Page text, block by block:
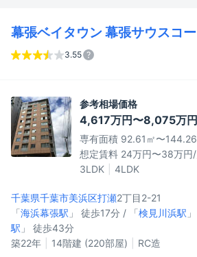
幕張ベイタウン 幕張サウスコ
3.55
参考相場価格
4,617万円〜8,075万円
専有面積 92.61㎡〜
想定賃料 24万円〜38万円/
3LDK
4LDK
千葉県千葉市美浜区打瀬2丁目2-21
「海浜幕張駅 」 徒歩17分 / 「検見川浜駅
駅 」 徒歩43分
築22年
14階建 (220部屋) RC造